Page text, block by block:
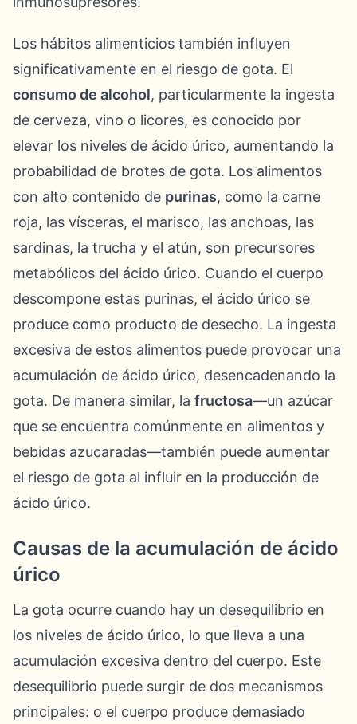
Los hábitos alimenticios también influyen
significativamente en el riesgo de gota. El
consumo de alcohol, particularmente la ingesta
de cerveza, vino o licores, es conocido por
elevar los niveles de ácido úrico, aumentando la
probabilidad de brotes de gota. Los alimentos
con alto contenido de purinas, como la carne
roja, las vísceras, el marisco, las anchoas, las
sardinas, la trucha y el atún, son precursores
metabólicos del ácido úrico. Cuando el cuerpo
descompone estas purinas, el ácido úrico se
produce como producto de desecho. La ingesta
excesiva de estos alimentos puede provocar una
acumulación de ácido úrico, desencadenando la
gota. De manera similar, la fructosa—un azúcar
que se encuentra comúnmente en alimentos y
bebidas azucaradas—también puede aumentar
el riesgo de gota al influir en la producción de
ácido úrico.
Causas de la acumulación de ácido
úrico
La gota ocurre cuando hay un desequilibrio en
los niveles de ácido úrico, lo que lleva a una
acumulación excesiva dentro del cuerpo. Este
desequilibrio puede surgir de dos mecanismos
principales: o el cuerpo produce demasiado